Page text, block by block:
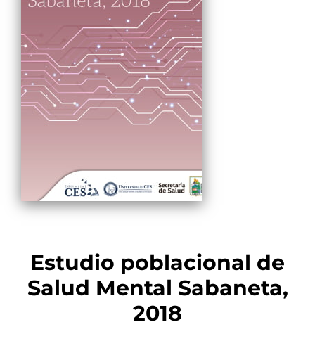
Estudio poblacional de
Salud Mental Sabaneta,
2018